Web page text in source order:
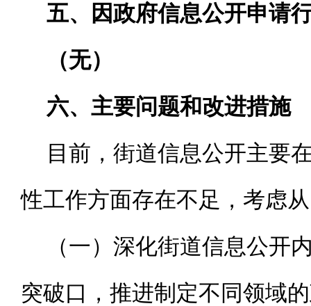
五、因政府信息公开申请
（无）
六、主要问题和改进措施
目前，街道信息公开主要
性工作方面存在不足，考虑
（一）深化街道信息公开
突破口，推进制定不同领域